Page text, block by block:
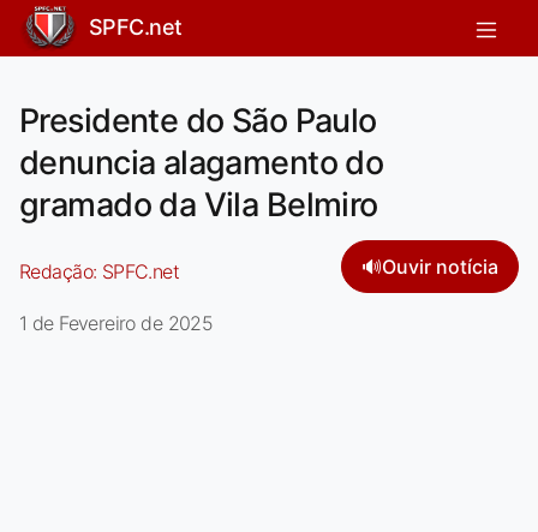
SPFC.net
Presidente do São Paulo
denuncia alagamento do
gramado da Vila Belmiro
Redação: SPFC.net 🔊Ouvir notícia
1 de Fevereiro de 2025